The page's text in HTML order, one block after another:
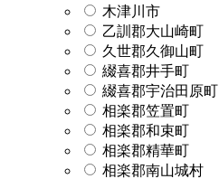
木津川市
乙訓郡大山崎町
久世郡久御山町
綴喜郡井手町
綴喜郡宇治田原町
相楽郡笠置町
相楽郡和束町
相楽郡精華町
相楽郡南山城村